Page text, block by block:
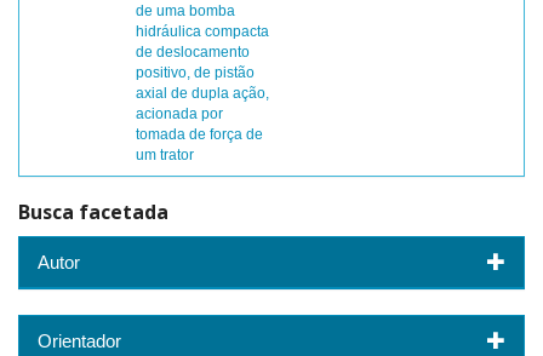
de uma bomba
hidráulica compacta
de deslocamento
positivo, de pistão
axial de dupla ação,
acionada por
tomada de força de
um trator
Busca facetada
Autor
Orientador